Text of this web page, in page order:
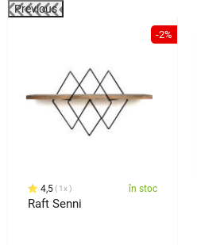
Previous
-2%
4,5 1x în stoc
Raft Senni